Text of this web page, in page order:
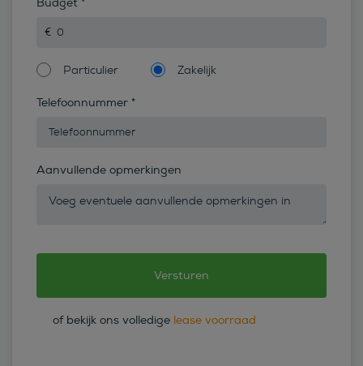
Particulier Zakelijk
Telefoonnummer *
Aanvullende opmerkingen
of bekijk ons volledige lease voorraad